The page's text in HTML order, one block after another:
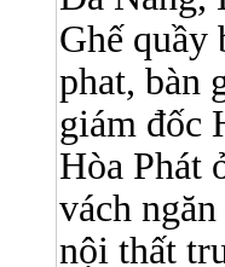
Ghế quầy
phat, bàn
giám đốc
Hòa Phát
vách
nội thất